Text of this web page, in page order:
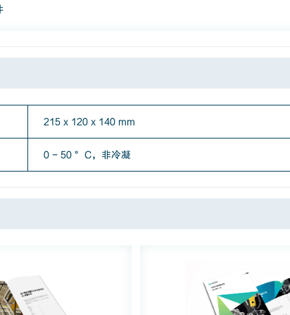
215 x 120 x 140 mm
0 - 50 °C，非冷凝